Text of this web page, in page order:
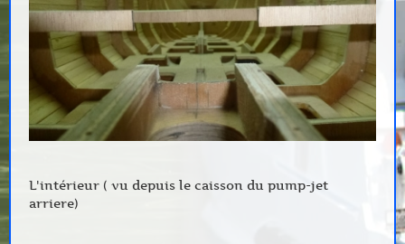
L'intérieur ( vu depuis le caisson du pump-jet
arriere)